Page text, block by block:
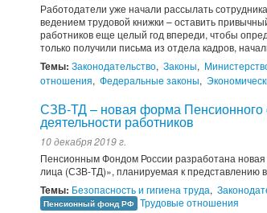
Работодатели уже начали рассылать
ведением трудовой книжки – оставить
работников еще целый год впереди, чтобы
только получили письма из отдела кадров,
Темы: Законодательство, Законы,
отношения, Федеральные законы,
СЗВ-ТД – новая форма Пенсионного
деятельности работников
10 декабря 2019 г.
Пенсионным Фондом России разработана
лица (СЗВ-ТД)», планируемая к представлению
Темы: Безопасность и гигиена труда,
Пенсионный фонд РФ Трудовые отношения